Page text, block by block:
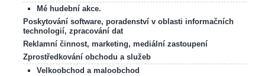
Mé hudební akce.
Poskytování software, poradenství v oblasti informačních
technologií, zpracování dat
Reklamní činnost, marketing, mediální zastoupení
Zprostředkování obchodu a služeb
Velkoobchod a maloobchod